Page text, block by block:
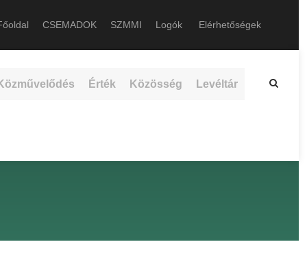
CSEMADOK SZMMI Logók Elérhetőségek
Érték Közösség Levéltár